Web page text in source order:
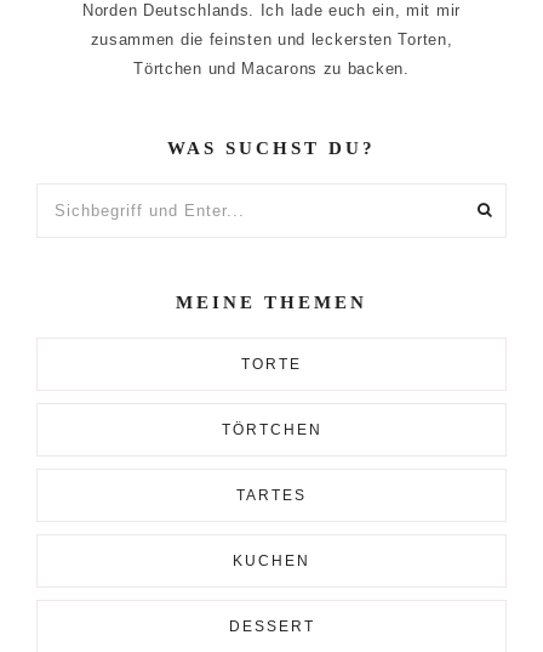
Norden Deutschlands. Ich lade euch ein, mit mir
zusammen die feinsten und leckersten Torten,
Törtchen und Macarons zu backen.
WAS SUCHST DU?
MEINE THEMEN
TORTE
TÖRTCHEN
TARTES
KUCHEN
DESSERT